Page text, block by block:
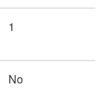
1
No